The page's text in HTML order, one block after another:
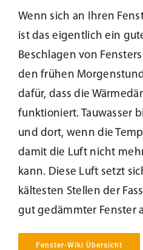
Hebe-Schiebetüren
Terrassentüren
Beschattung
Fensterbänke
Shop
Konfigurator
Wenn sich an Ihren
ist das eigentlich ein
Beschlagen von
den frühen
dafür, dass die
funktioniert. Tauwasser
und dort, wenn die
damit die Luft nicht
kann. Diese Luft setzt
kältesten Stellen der
gut gedämmter Fenster
Fenster-Wiki Übersicht